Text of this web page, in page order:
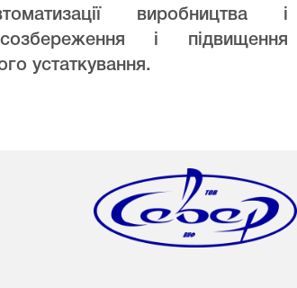
виробництва і
і підвищення
устаткування.